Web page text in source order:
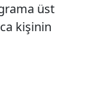
üst
kişinin